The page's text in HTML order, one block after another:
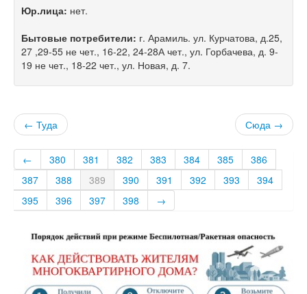
Юр.лица: нет.
Бытовые потребители: г. Арамиль. ул. Курчатова, д.25,
27 ,29-55 не чет., 16-22, 24-28А чет., ул. Горбачева, д. 9-
19 не чет., 18-22 чет., ул. Новая, д. 7.
← Туда Сюда →
← 380 381 382 383 384 385
386
387
388 389 390 391 392 393
394
395
396 397 398 →